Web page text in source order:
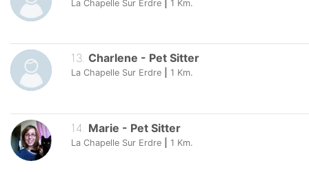
La Chapelle Sur Erdre 1 Km.
13. Charlene - Pet Sitter
La Chapelle Sur Erdre 1 Km.
14 Marie - Pet Sitter
La Chapelle Sur Erdre 1 Km.